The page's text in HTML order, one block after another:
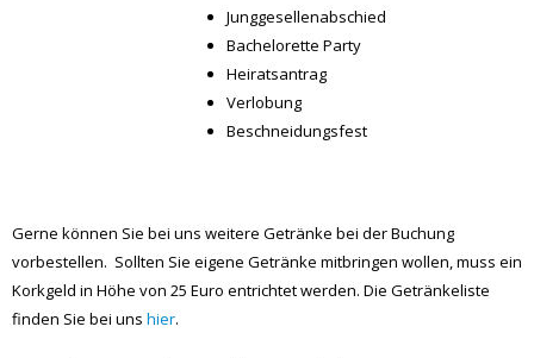
Junggesellenabschied
Bachelorette Party
Heiratsantrag
Verlobung
Beschneidungsfest
Gerne können Sie bei uns weitere Getränke bei der Buchung
vorbestellen. Sollten Sie eigene Getränke mitbringen wollen, muss ein
Korkgeld in Höhe von 25 Euro entrichtet werden. Die Getränkeliste
finden Sie bei uns hier.